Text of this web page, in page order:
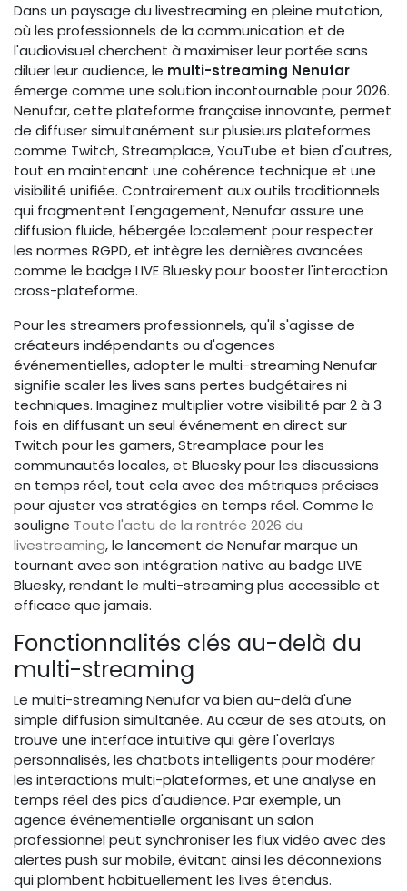
Dans un paysage du livestreaming en pleine mutation,
où les professionnels de la communication et de
l'audiovisuel cherchent à maximiser leur portée sans
diluer leur audience, le multi-streaming Nenufar
émerge comme une solution incontournable pour 2026.
Nenufar, cette plateforme française innovante, permet
de diffuser simultanément sur plusieurs plateformes
comme Twitch, Streamplace, YouTube et bien d'autres,
tout en maintenant une cohérence technique et une
visibilité unifiée. Contrairement aux outils traditionnels
qui fragmentent l'engagement, Nenufar assure une
diffusion fluide, hébergée localement pour respecter
les normes RGPD, et intègre les dernières avancées
comme le badge LIVE Bluesky pour booster l'interaction
cross-plateforme.
Pour les streamers professionnels, qu'il s'agisse de
créateurs indépendants ou d'agences
événementielles, adopter le multi-streaming Nenufar
signifie scaler les lives sans pertes budgétaires ni
techniques. Imaginez multiplier votre visibilité par 2 à 3
fois en diffusant un seul événement en direct sur
Twitch pour les gamers, Streamplace pour les
communautés locales, et Bluesky pour les discussions
en temps réel, tout cela avec des métriques précises
pour ajuster vos stratégies en temps réel. Comme le
souligne Toute l'actu de la rentrée 2026 du
livestreaming, le lancement de Nenufar marque un
tournant avec son intégration native au badge LIVE
Bluesky, rendant le multi-streaming plus accessible et
efficace que jamais.
Fonctionnalités clés au-delà du
multi-streaming
Le multi-streaming Nenufar va bien au-delà d'une
simple diffusion simultanée. Au cœur de ses atouts, on
trouve une interface intuitive qui gère l'overlays
personnalisés, les chatbots intelligents pour modérer
les interactions multi-plateformes, et une analyse en
temps réel des pics d'audience. Par exemple, un
agence événementielle organisant un salon
professionnel peut synchroniser les flux vidéo avec des
alertes push sur mobile, évitant ainsi les déconnexions
qui plombent habituellement les lives étendus.